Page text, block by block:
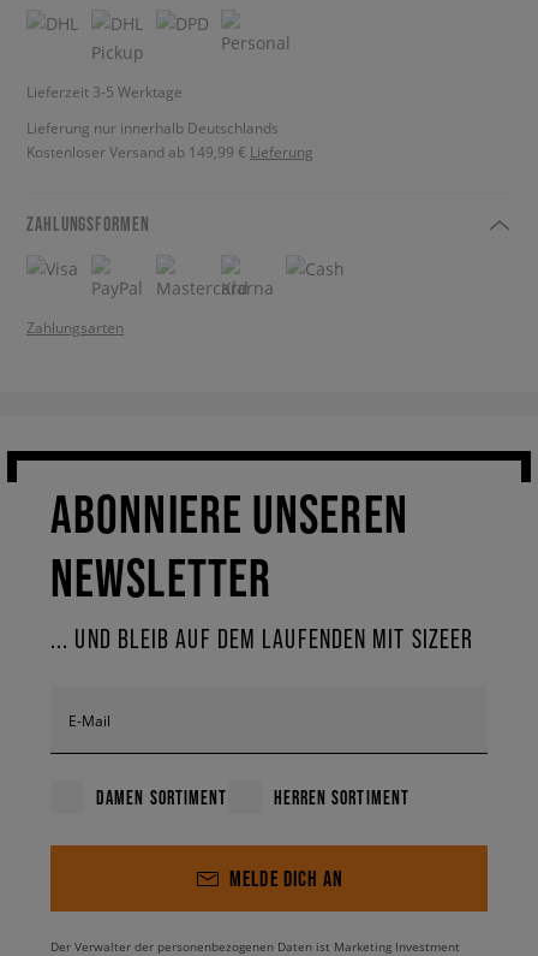
Lieferzeit 3-5 Werktage
Lieferung nur innerhalb Deutschlands
Kostenloser Versand ab 149,99 € Lieferung
ZAHLUNGSFORMEN
Zahlungsarten
ABONNIERE UNSEREN
NEWSLETTER
... UND BLEIB AUF DEM LAUFENDEN MIT SIZEER
E-Mail
DAMEN SORTIMENT HERREN SORTIMENT
MELDE DICH AN
Der Verwalter der personenbezogenen Daten ist Marketing Investment